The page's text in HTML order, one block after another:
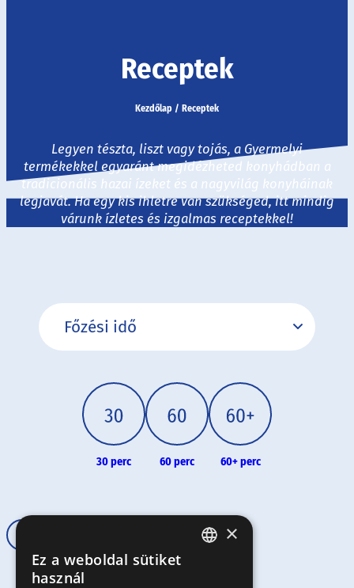
Receptek
Kezdőlap / Receptek
Legyen tészta, liszt vagy tojás, a Gyermelyi
termékekkel egyaránt megidézheted konyhádban a
tradicionális hazai ízeket és a nagyvilág konyháinak
legjavát. Ha egy kis ihletre van szükséged, itt mindig
várunk ízletes és izgalmas receptekkel!
30 perc 60 perc 60+ perc
×
Ez a weboldal sütiket
használ